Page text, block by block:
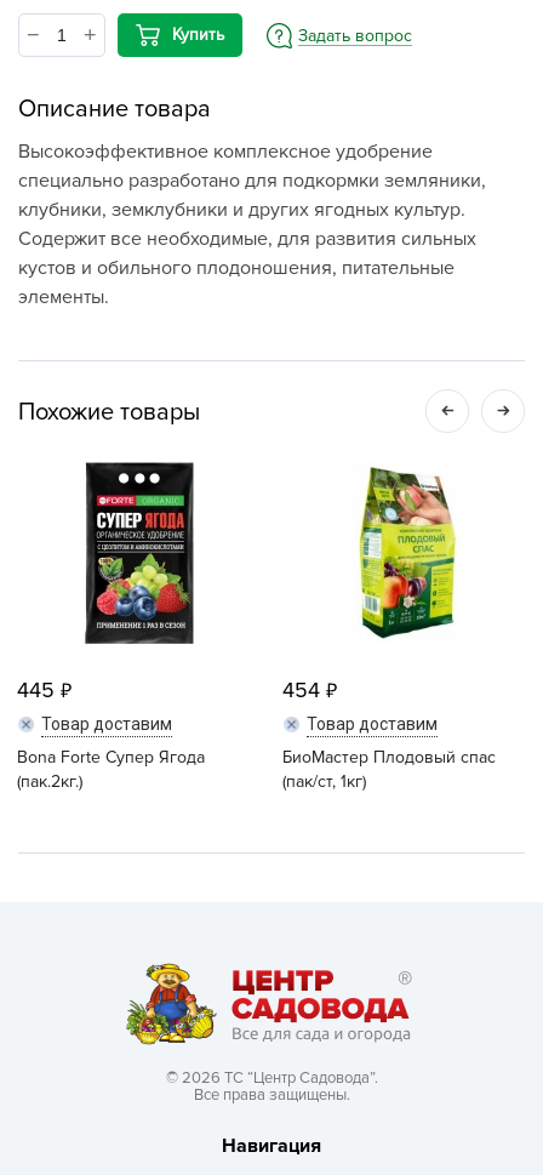
Купить Задать вопрос
Описание товара
Высокоэффективное комплексное удобрение
специально разработано для подкормки земляники,
клубники, земклубники и других ягодных культур.
Содержит все необходимые, для развития сильных
кустов и обильного плодоношения, питательные
элементы.
Похожие товары
445
Товар доставим
Bona Forte Супер Ягода
(пак.2кг.)
454
Товар доставим
БиоМастер Плодовый спас
(пак/ст, 1кг)
© 2026 ТС “Центр Садовода”.
Все права защищены.
Навигация